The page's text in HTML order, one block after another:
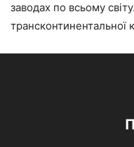
заводах по всьому
трансконтинентальної